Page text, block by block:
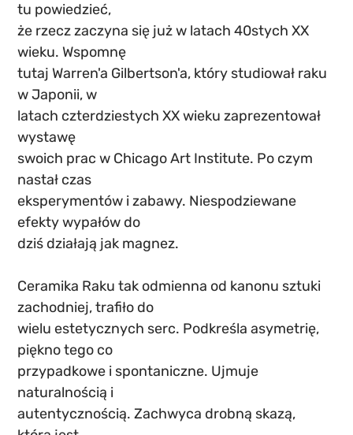
tu powiedzieć,
że rzecz zaczyna się już w latach 40stych XX
wieku. Wspomnę
tutaj Warren'a Gilbertson'a, który studiował raku
w Japonii, w
latach czterdziestych XX wieku zaprezentował
wystawę
swoich prac w Chicago Art Institute. Po czym
nastał czas
eksperymentów i zabawy. Niespodziewane
efekty wypałów do
dziś działają jak magnez.
Ceramika Raku tak odmienna od kanonu sztuki
zachodniej, trafiło do
wielu estetycznych serc. Podkreśla asymetrię,
piękno tego co
przypadkowe i spontaniczne. Ujmuje
naturalnością i
autentycznością. Zachwyca drobną skazą,